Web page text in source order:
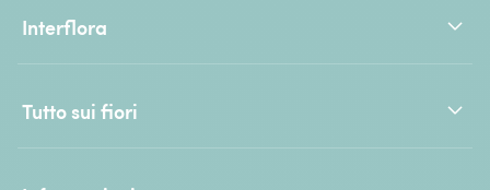
Interflora
Tutto sui fiori